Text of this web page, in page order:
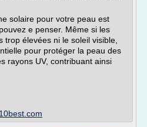
solaire pour votre peau est
e penser. Même si les
élevées ni le soleil visible,
pour protéger la peau des
rayons UV, contribuant ainsi